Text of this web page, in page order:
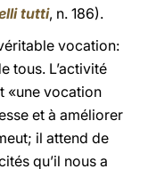
tutti, n. 186).
vocation:
tous. L’activité
«une vocation
et à améliorer
il attend de
qu’il nous a